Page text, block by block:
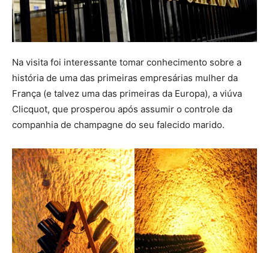
Na visita foi interessante tomar conhecimento sobre a
história de uma das primeiras empresárias mulher da
França (e talvez uma das primeiras da Europa), a viúva
Clicquot, que prosperou após assumir o controle da
companhia de champagne do seu falecido marido.